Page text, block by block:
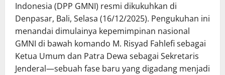
Indonesia (DPP GMNI) resmi dikukuhkan di
Denpasar, Bali, Selasa (16/12/2025). Pengukuhan ini
menandai dimulainya kepemimpinan nasional
GMNI di bawah komando M. Risyad Fahlefi sebagai
Ketua Umum dan Patra Dewa sebagai Sekretaris
Jenderal—sebuah fase baru yang digadang menjadi